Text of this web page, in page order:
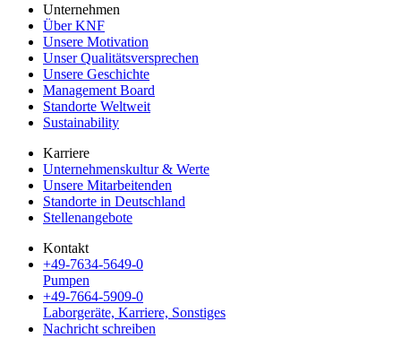
Unternehmen
Über KNF
Unsere Motivation
Unser Qualitätsversprechen
Unsere Geschichte
Management Board
Standorte Weltweit
Sustainability
Karriere
Unternehmenskultur & Werte
Unsere Mitarbeitenden
Standorte in Deutschland
Stellenangebote
Kontakt
+49-7634-5649-0
Pumpen
+49-7664-5909-0
Laborgeräte, Karriere, Sonstiges
Nachricht schreiben